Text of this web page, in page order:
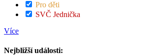
Pro děti
SVČ Jednička
Více
Nejbližší události: